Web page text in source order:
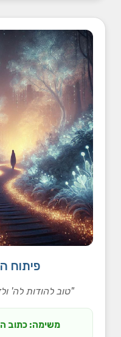
פיתוח
"טוב להודות לה'
משימה: כתוב